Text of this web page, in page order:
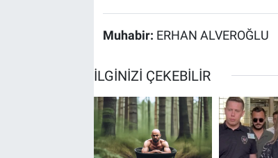
Muhabir: ERHAN ALVEROĞLU